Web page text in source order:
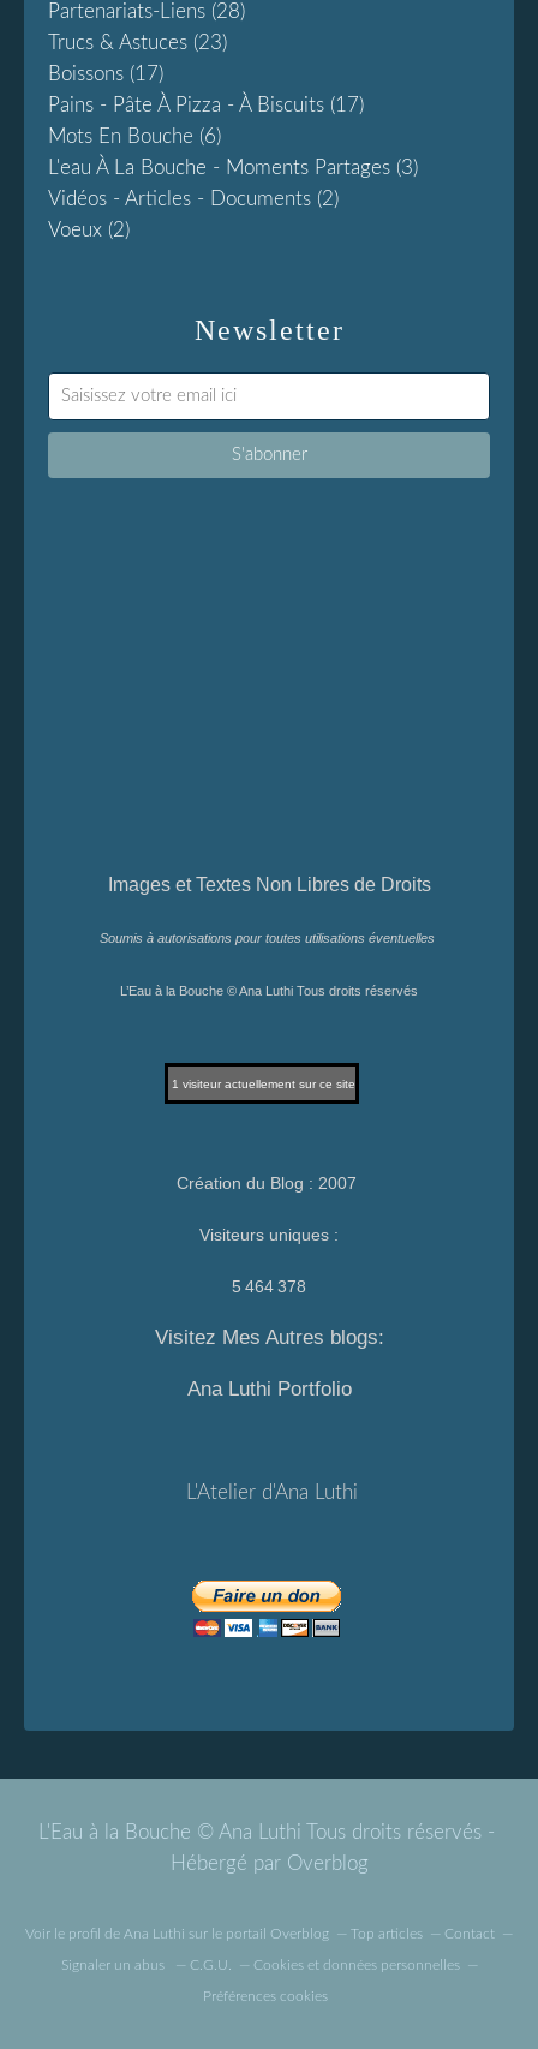
Newsletter
Partenariats-Liens (28)
Trucs & Astuces (23)
Boissons (17)
Pains - Pâte À Pizza - À Biscuits (17)
Mots En Bouche (6)
L'eau À La Bouche - Moments Partages (3)
Vidéos - Articles - Documents (2)
Voeux (2)
Images et Textes Non Libres de Droits
Soumis à autorisations pour toutes utilisations éventuelles
L’Eau à la Bouche © Ana Luthi Tous droits réservés
1 visiteur actuellement sur ce site
Création du Blog : 2007
Visiteurs uniques :
5 464 378
Visitez Mes Autres blogs:
Ana Luthi Portfolio
L'Atelier d'Ana Luthi
L'Eau à la Bouche © Ana Luthi Tous droits réservés -
Hébergé par Overblog
Voir le profil de Ana Luthi sur le portail Overblog Top articles Contact
Signaler un abus C.G.U. Cookies et données personnelles
Préférences cookies